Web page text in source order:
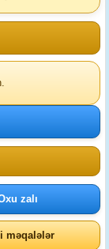
zalı
məqalələr